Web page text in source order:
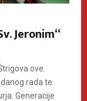
Jeronim“
ove
rada te
Generacije